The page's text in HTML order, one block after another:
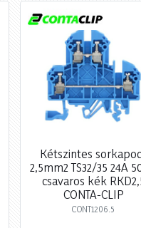
Kétszintes
2,5mm2 TS32/35 24A
csavaros kék
CONTA-CLIP
CONT1206.5